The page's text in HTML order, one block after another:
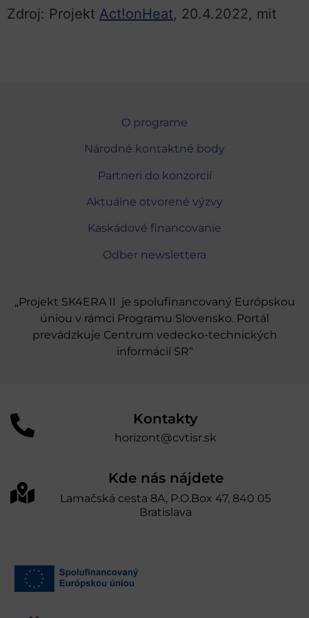
Zdroj: Projekt Act!onHeat, 20.4.2022, mit
O programe
Národné kontaktné body
Partneri do konzorcií
Aktuálne otvorené výzvy
Kaskádové financovanie
Odber newslettera
„Projekt SK4ERA II je spolufinancovaný Európskou
úniou v rámci Programu Slovensko. Portál
prevádzkuje Centrum vedecko-technických
informácií SR“
Kontakty
horizont@cvtisr.sk
Kde nás nájdete
Lamačská cesta 8A, P.O.Box 47, 840 05
Bratislava